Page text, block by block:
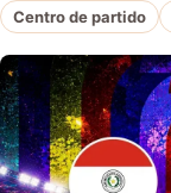
Centro de partido